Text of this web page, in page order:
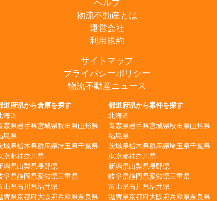
ヘルプ
物流不動産とは
運営会社
利用規約
サイトマップ
プライバシーポリシー
物流不動産ニュース
道府県から倉庫を探す
海道
森県岩手県宮城県秋田県山形県
島県
城県栃木県群馬県埼玉県千葉県
京都神奈川県
潟県山梨県長野県
阜県静岡県愛知県三重県
山県石川県福井県
賀県京都府大阪府兵庫県奈良県
都道府県から案件を探す
北海道
青森県岩手県宮城県秋田県山形県
福島県
茨城県栃木県群馬県埼玉県千葉県
東京都神奈川県
新潟県山梨県長野県
岐阜県静岡県愛知県三重県
富山県石川県福井県
滋賀県京都府大阪府兵庫県奈良県